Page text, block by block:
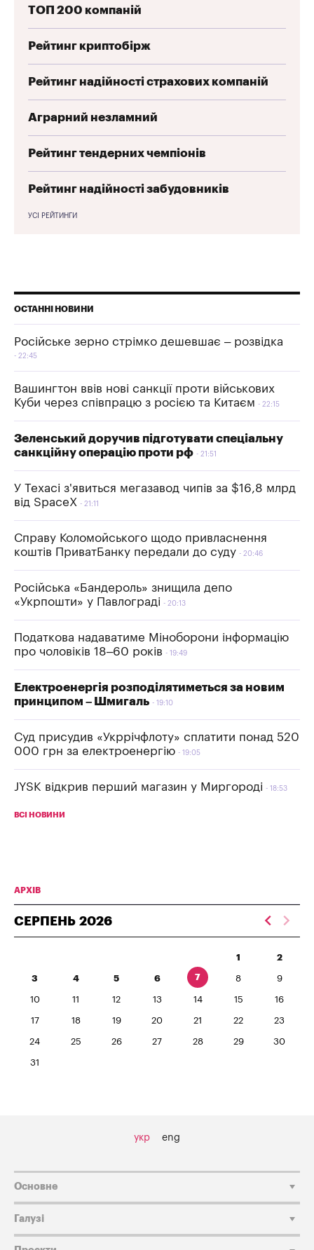
ТОП 200 компаній
Рейтинг криптобірж
Рейтинг надійності страхових компаній
Аграрний незламний
Рейтинг тендерних чемпіонів
Рейтинг надійності забудовників
УСІ РЕЙТИНГИ
ОСТАННІ НОВИНИ
Російське зерно стрімко дешевшає – розвідка
22:45
Вашингтон ввів нові санкції проти військових
Куби через співпрацю з росією та Китаєм
22:15
Зеленський доручив підготувати спеціальну
санкційну операцію проти рф
21:51
У Техасі з'явиться мегазавод чипів за $16,8 млрд
від SpaceX
21:11
Справу Коломойського щодо привласнення
коштів ПриватБанку передали до суду
20:46
Російська «Бандероль» знищила депо
«Укрпошти» у Павлограді
20:13
Податкова надаватиме Міноборони інформацію
про чоловіків 18–60 років
19:49
Електроенергія розподілятиметься за новим
принципом – Шмигаль
19:10
Суд присудив «Укррічфлоту» сплатити понад 520
000 грн за електроенергію
19:05
JYSK відкрив перший магазин у Миргороді 18:53
ВСІ НОВИНИ
АРХІВ
СЕРПЕНЬ 2026
1 2
3 4 5 6 7 8 9
10 11 12 13 14 15 16
17 18 19 20 21 22 23
24 25 26 27 28 29 30
31
укр eng
Основне
Галузі